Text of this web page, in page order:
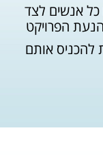
כל אנשים לצד
הפרויקט
להכניס אותם